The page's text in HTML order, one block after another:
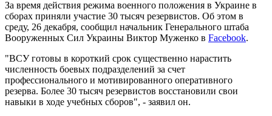
За время действия режима военного положения в Украине в
сборах приняли участие 30 тысяч резервистов. Об этом в
среду, 26 декабря, сообщил начальник Генерального штаба
Вооруженных Сил Украины Виктор Муженко в Facebook.
"ВСУ готовы в короткий срок существенно нарастить
численность боевых подразделений за счет
профессионального и мотивированного оперативного
резерва. Более 30 тысяч резервистов восстановили свои
навыки в ходе учебных сборов", - заявил он.